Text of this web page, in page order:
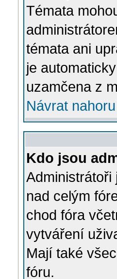
Témata
témata ani
je
uzamčena z
Návrat nahoru
Kdo jsou
nad celým
chod fóra
vytváření
Mají také
fóru.